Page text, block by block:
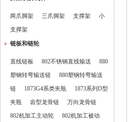
两爪脚架 三爪脚架 支撑架
小
支撑架
链板和链轮
直线链板 802不锈钢直线输送
880
塑钢转弯输送链
880塑钢转弯输送
链
1873G4系类夹瓶
1873系列D型
夹瓶
齿型龙骨链
万向龙骨链
802机加工主动轮
802机加工被动